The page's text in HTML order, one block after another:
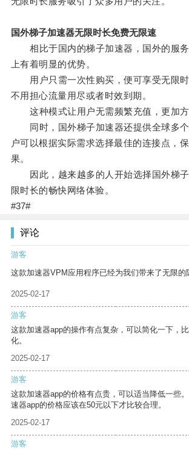
国外梯子加速器无限时长免费无限速
相比于国内的梯子加速器，国外的服务
上有着明显的优势。
用户只需一次性购买，便可享受无限时
不用担心流量用尽或者时效到期。
这种模式让用户无需频繁充值，更加方
同时，国外梯子加速器还提供全球多个
户可以根据实际需求选择最佳的连接点，
果。
因此，越来越多的人开始选择国外梯子
限时长的畅快网络体验。
#37#
评论
游客
这款加速器VPM应用程序已经为我们带来了无限的
2025-02-17
游客
这款加速器app的操作有点复杂，可以简化一下，
化。
2025-02-17
游客
这款加速器app的价格有点贵，可以适当降低一些
速器app的价格应该在50元以下才比较合理。
2025-02-17
游客